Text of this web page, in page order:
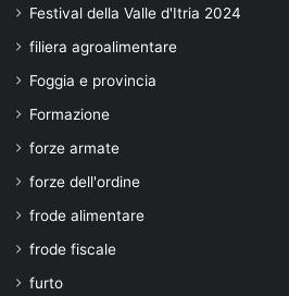
Festival della Valle d'Itria 2024
filiera agroalimentare
Foggia e provincia
Formazione
forze armate
forze dell'ordine
frode alimentare
frode fiscale
furto